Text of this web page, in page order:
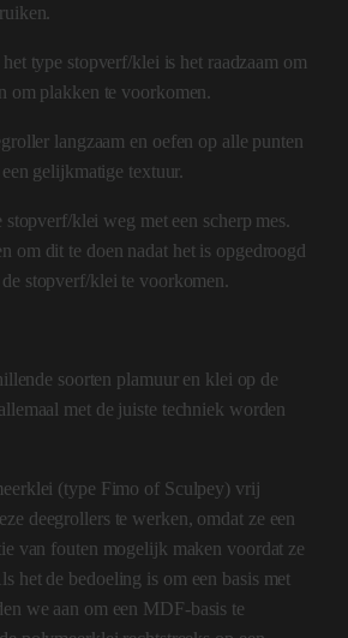
type stopverf/klei is het raadzaam om
om plakken te voorkomen.
langzaam en oefen op alle punten
gelijkmatige textuur.
klei weg met een scherp mes.
om dit te doen nadat het is opgedroogd
stopverf/klei te voorkomen.
soorten plamuur en klei op de
met de juiste techniek worden
(type Fimo of Sculpey) vrij
deegrollers te werken, omdat ze een
van fouten mogelijk maken voordat ze
het de bedoeling is om een basis met
we aan om een MDF-basis te